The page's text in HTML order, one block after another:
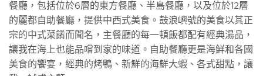
餐廳，包括位於6層的東方餐廳、半島餐廳，以及位於12層
的麗都自助餐廳，提供中西式美食。鼓浪嶼號的美食以其正
宗的中式菜餚而聞名，主餐廳的每一頓飯都配有經典湯品，
讓我在海上也能品嚐到家的味道。自助餐廳更是海鮮和各國
美食的饗宴，經典的烤鴨、新鮮的海鮮大蝦、各式甜點，讓